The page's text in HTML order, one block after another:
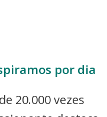
por dia
20.000 vezes